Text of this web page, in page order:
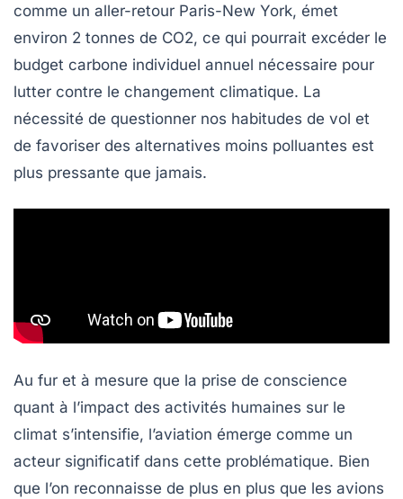
comme un aller-retour Paris-New York, émet
environ 2 tonnes de CO2, ce qui pourrait excéder le
budget carbone individuel annuel nécessaire pour
lutter contre le changement climatique. La
nécessité de questionner nos habitudes de vol et
de favoriser des alternatives moins polluantes est
plus pressante que jamais.
Au fur et à mesure que la prise de conscience
quant à l’impact des activités humaines sur le
climat s’intensifie, l’aviation émerge comme un
acteur significatif dans cette problématique. Bien
que l’on reconnaisse de plus en plus que les avions